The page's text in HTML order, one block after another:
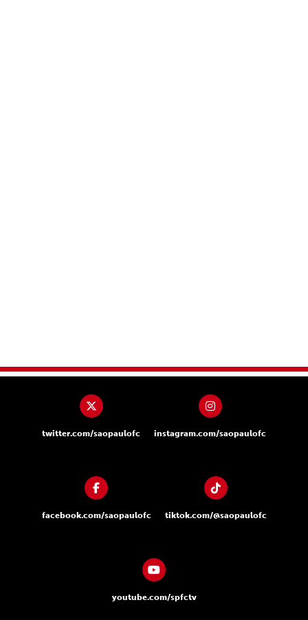
twitter.com/saopaulofc instagram.com/saopaulofc
facebook.com/saopaulofc tiktok.com/@saopaulofc
youtube.com/spfctv